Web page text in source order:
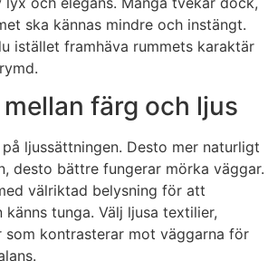
ska kännas mindre och instängt.
istället framhäva rummets karaktär
färg och ljus
ljussättningen. Desto mer naturligt
desto bättre fungerar mörka väggar.
välriktad belysning för att
tunga. Välj ljusa textilier,
som kontrasterar mot väggarna för